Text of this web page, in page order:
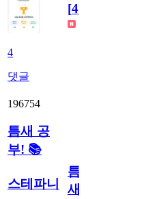
4
댓글
[4]
196754
틈새 공
부! 📚
스테파니
틈
새